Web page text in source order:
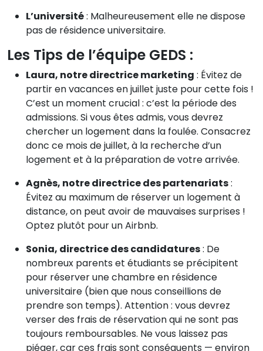
L’université: Malheureusement elle ne dispose
pas de résidence universitaire.
Les Tips de l’équipe GEDS :
Laura, notre directrice marketing : Évitez de
partir en vacances en juillet juste pour cette fois !
C’est un moment crucial : c’est la période des
admissions. Si vous êtes admis, vous devrez
chercher un logement dans la foulée. Consacrez
donc ce mois de juillet, à la recherche d’un
logement et à la préparation de votre arrivée.
Agnès, notre directrice des partenariats:
Évitez au maximum de réserver un logement à
distance, on peut avoir de mauvaises surprises !
Optez plutôt pour un Airbnb.
Sonia, directrice des candidatures: De
nombreux parents et étudiants se précipitent
pour réserver une chambre en résidence
universitaire (bien que nous conseillions de
prendre son temps). Attention : vous devrez
verser des frais de réservation qui ne sont pas
toujours remboursables. Ne vous laissez pas
piéger, car ces frais sont conséquents — environ